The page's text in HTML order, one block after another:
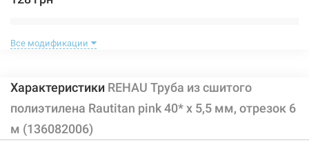
Артикул:213411
Все модификации
Характеристики REHAU Труба из сшитого
полиэтилена Rautitan pink 40* x 5,5 мм, отрезок 6
м (136082006)